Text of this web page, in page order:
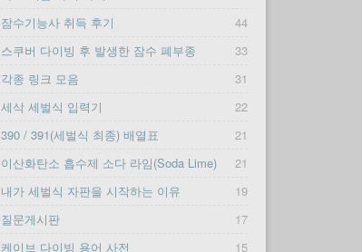
잠수기능사 취득 후기
44
스쿠버 다이빙 후 발생한 잠수 폐부종
33
각종 링크 모음
31
세삭 세벌식 입력기
22
390 / 391(세벌식 최종) 배열표
21
이산화탄소 흡수제 소다 라임(Soda Lime)
21
내가 세벌식 자판을 시작하는 이유
19
질문게시판
17
케이브 다이빙 용어 사전
15